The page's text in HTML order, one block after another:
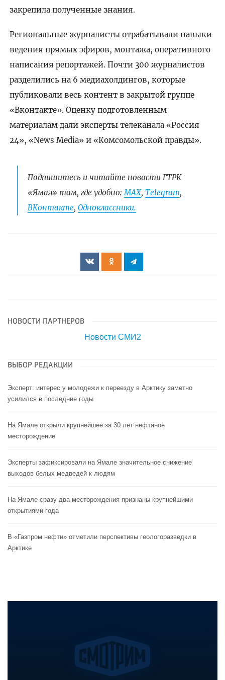
закрепила полученные знания.
Региональные журналисты отрабатывали навыки
ведения прямых эфиров, монтажа, оперативного
написания репортажей. Почти 300 журналистов
разделились на 6 медиахолдингов, которые
публиковали весь контент в закрытой группе
«Вконтакте». Оценку подготовленным
материалам дали эксперты телеканала «Россия
24», «News Media» и «Комсомольской правды».
Подпишитесь и читайте новости ГТРК
«Ямал» там, где удобно:МАХ, Telegram,
ВКонтакте, Одноклассники.
НОВОСТИ ПАРТНЕРОВ
Новости СМИ2
ВЫБОР РЕДАКЦИИ
Эксперт: интерес у молодежи к переезду в Арктику заметно
усилился в последние годы
На Ямале открыли крупнейшее за 30 лет нефтяное
месторождение
Эксперты зафиксировали на Ямале значительное снижение
выходов белых медведей к людям
На Ямале сразу два месторождения признаны крупнейшими
открытиями года
В «Газпром нефти» отметили перспективы геологоразведки в
Арктике